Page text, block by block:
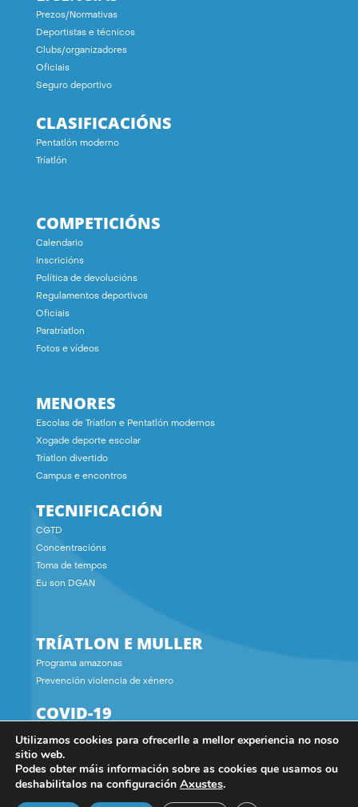
Prezos/Normativas
Deportistas e técnicos
Clubs/organizadores
Oficiais
Seguro deportivo
CLASIFICACIÓNS
Pentatlón moderno
Tríatlón
COMPETICIÓNS
Calendario
Inscricións
Política de devolucións
Regulamentos deportivos
Oficiais
Paratríatlon
Fotos e vídeos
MENORES
Escolas de Tríatlon e Pentatlón modernos
Xogade deporte escolar
Tríatlon divertido
Campus e encontros
TECNIFICACIÓN
CGTD
Concentracións
Toma de tempos
Eu son DGAN
TRÍATLON E MULLER
Programa amazonas
Prevención violencia de xénero
COVID-19
CONTACTO
Utilizamos cookies para ofrecerlle a mellor experiencia no noso
sitio web.
Podes obter máis información sobre as cookies que usamos ou
deshabilitalos na configuración Axustes.